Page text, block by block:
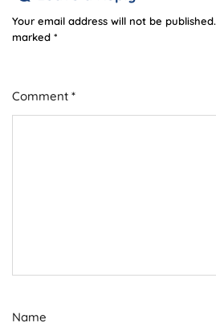
Your email address will not be published.
marked *
Comment *
Name